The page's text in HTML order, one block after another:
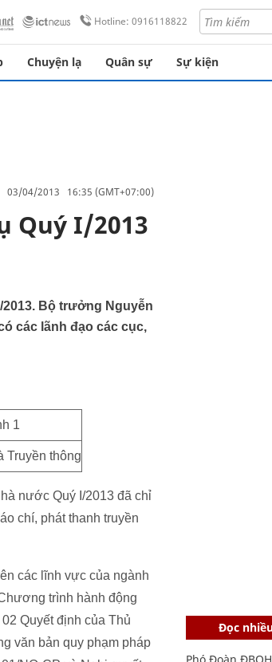
Hotline: 0916118822
Chuyện lạ Quân sự Sự kiện
03/04/2013 16:35 (GMT+07:00)
Quý I/2013
Bộ trưởng Nguyễn
các lãnh đạo các cục,
Truyền thông
nước Quý I/2013 đã chỉ
chí, phát thanh truyền
các lĩnh vực của ngành
trình hành động
Quyết định của Thủ
văn bản quy phạm pháp
Đọc